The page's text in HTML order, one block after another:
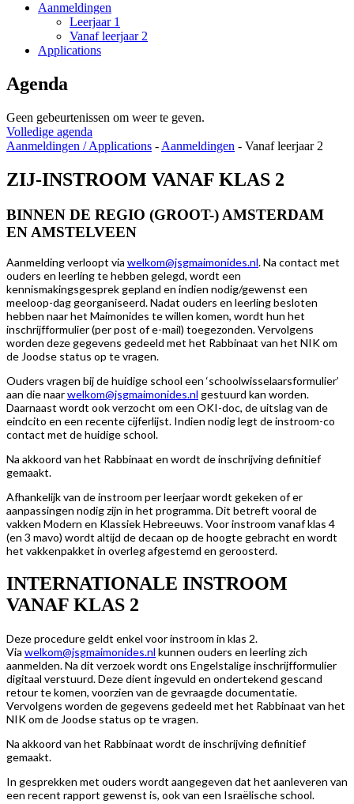
Aanmeldingen
Leerjaar 1
Vanaf leerjaar 2
Applications
Agenda
Geen gebeurtenissen om weer te geven.
Volledige agenda
Aanmeldingen / Applications - Aanmeldingen - Vanaf leerjaar 2
ZIJ-INSTROOM VANAF KLAS 2
BINNEN DE REGIO (GROOT-) AMSTERDAM
EN AMSTELVEEN
Aanmelding verloopt via welkom@jsgmaimonides.nl. Na contact met
ouders en leerling te hebben gelegd, wordt een
kennismakingsgesprek gepland en indien nodig/gewenst een
meeloop-dag georganiseerd. Nadat ouders en leerling besloten
hebben naar het Maimonides te willen komen, wordt hun het
inschrijfformulier (per post of e-mail) toegezonden. Vervolgens
worden deze gegevens gedeeld met het Rabbinaat van het NIK om
de Joodse status op te vragen.
Ouders vragen bij de huidige school een ‘schoolwisselaarsformulier’
aan die naarwelkom@jsgmaimonides.nl gestuurd kan worden.
Daarnaast wordt ook verzocht om een OKI-doc, de uitslag van de
eindcito en een recente cijferlijst. Indien nodig legt de instroom-co
contact met de huidige school.
Na akkoord van het Rabbinaat en wordt de inschrijving definitief
gemaakt.
Afhankelijk van de instroom per leerjaar wordt gekeken of er
aanpassingen nodig zijn in het programma. Dit betreft vooral de
vakken Modern en Klassiek Hebreeuws. Voor instroom vanaf klas 4
(en 3 mavo) wordt altijd de decaan op de hoogte gebracht en wordt
het vakkenpakket in overleg afgestemd en geroosterd.
INTERNATIONALE INSTROOM
VANAF KLAS 2
Deze procedure geldt enkel voor instroom in klas 2.
Via welkom@jsgmaimonides.nl kunnen ouders en leerling zich
aanmelden. Na dit verzoek wordt ons Engelstalige inschrijfformulier
digitaal verstuurd. Deze dient ingevuld en ondertekend gescand
retour te komen, voorzien van de gevraagde documentatie.
Vervolgens worden de gegevens gedeeld met het Rabbinaat van het
NIK om de Joodse status op te vragen.
Na akkoord van het Rabbinaat wordt de inschrijving definitief
gemaakt.
In gesprekken met ouders wordt aangegeven dat het aanleveren van
een recent rapport gewenst is, ook van een Israëlische school.